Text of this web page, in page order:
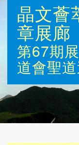
晶文薈
章展廊
第67期
道會聖